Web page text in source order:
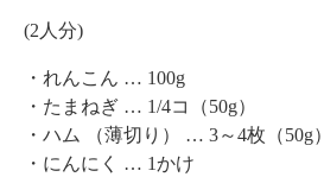
(2人分)
・れんこん … 100g
・たまねぎ … 1/4コ（50g）
・ハム （薄切り） … 3～4枚（50g）
・にんにく … 1かけ